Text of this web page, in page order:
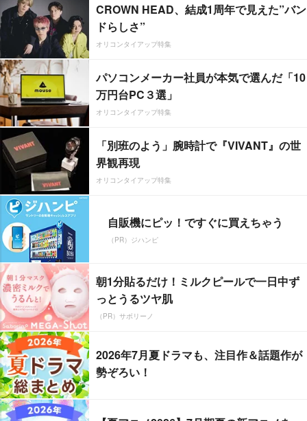
CROWN HEAD、結成1周年で見えた”バン
ドらしさ”
オリコンタイアップ特集
パソコンメーカー社員が本気で選んだ「10
万円台PC３選」
オリコンタイアップ特集
「別班のよう」腕時計で『VIVANT』の世
界観再現
オリコンタイアップ特集
自販機にピッ！ですぐに買えちゃう
（PR）ジハンピ
朝1分貼るだけ！ミルクピールで一日中ず
っとうるツヤ肌
（PR）サボリーノ
2026年7月夏ドラマも、注目作＆話題作が
勢ぞろい！